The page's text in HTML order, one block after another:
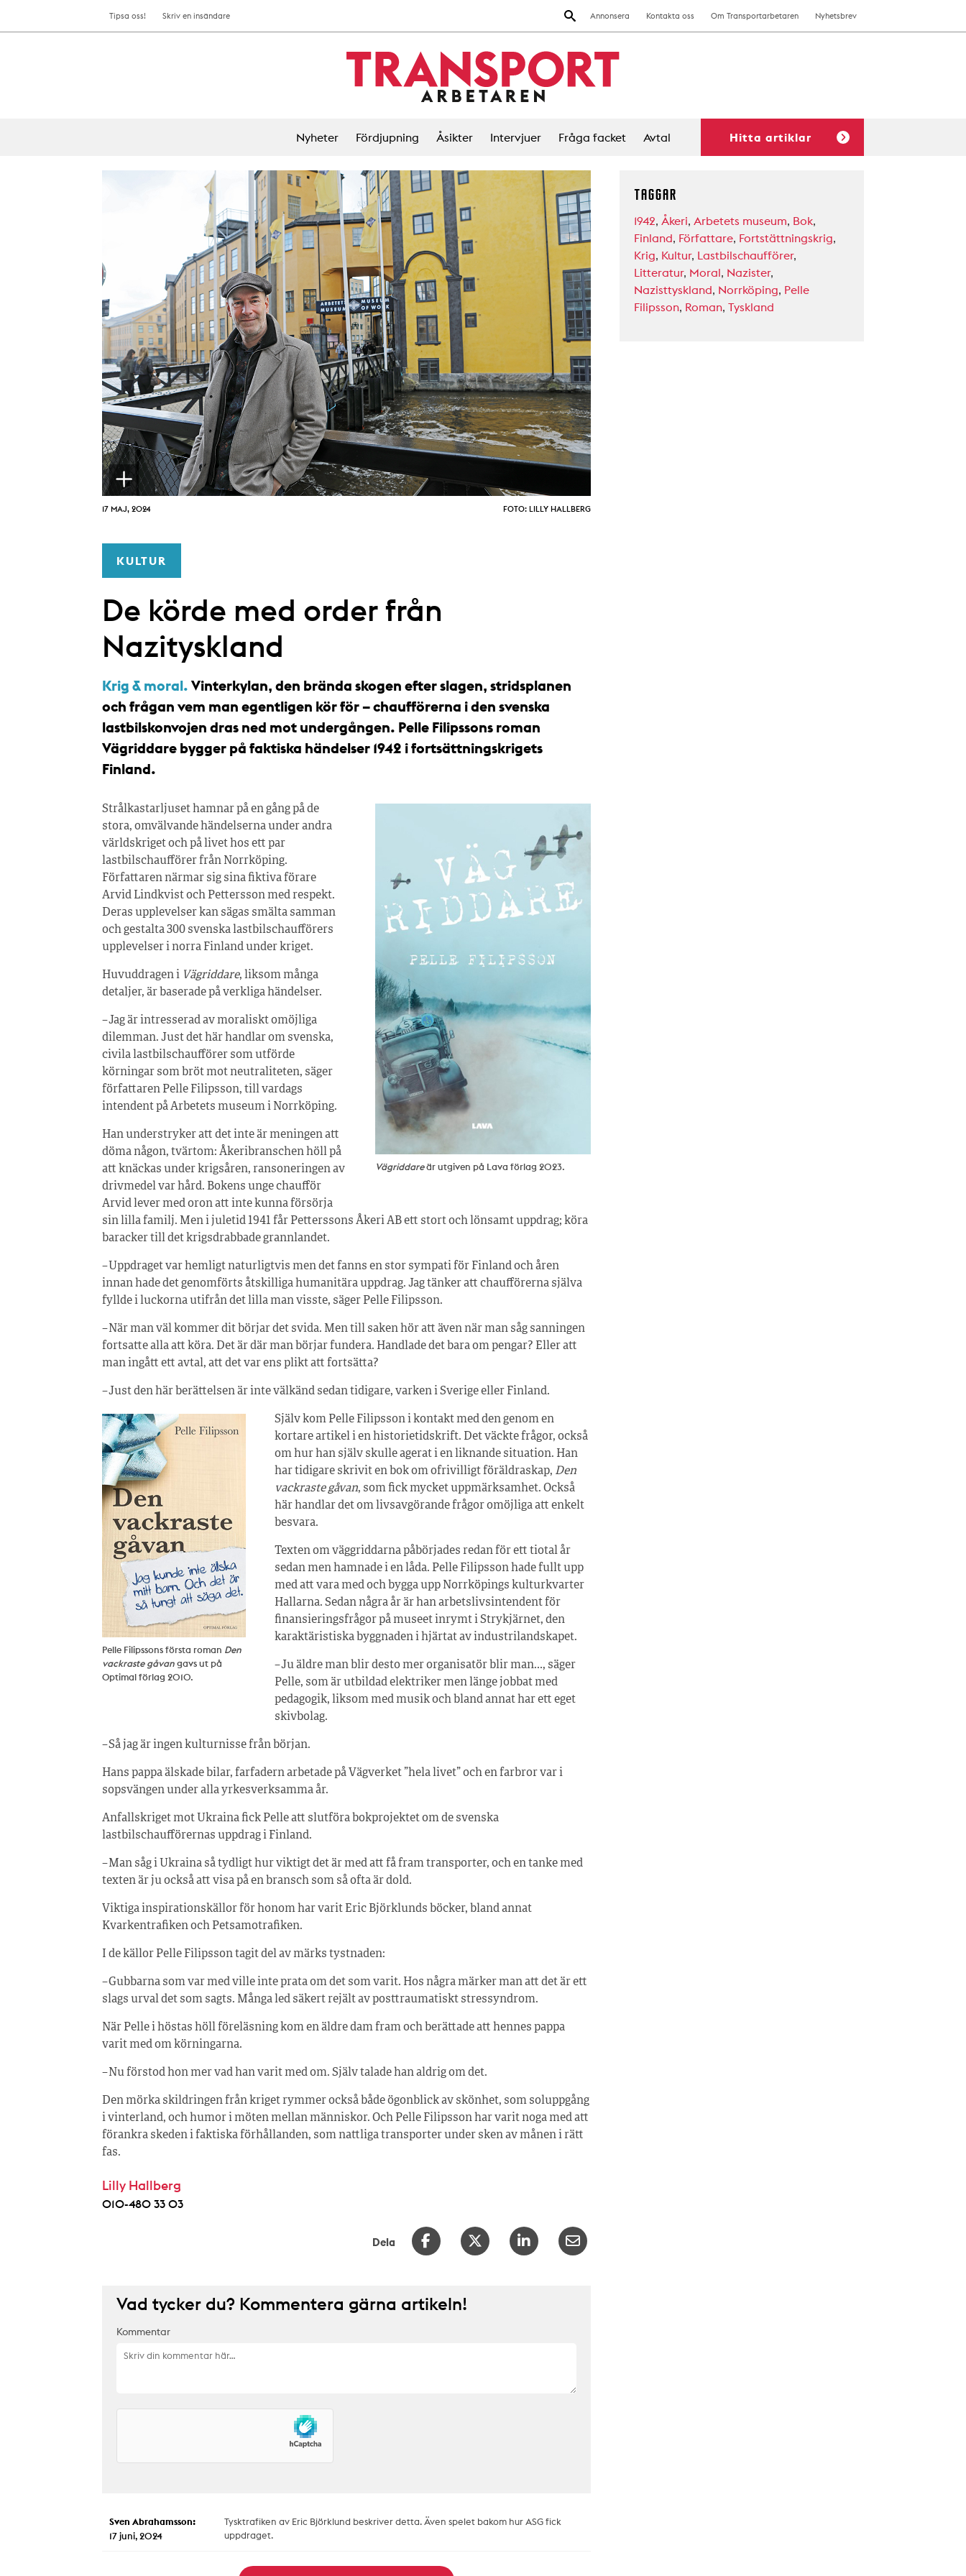
Annonsera Kontakta oss Om Transportarbetaren Nyhetsbrev
Tipsa oss! Skriv en insändare
Nyheter Fördjupning Åsikter Intervjuer Fråga facket Avtal Hitta artiklar
17 MAJ, 2024 FOTO: LILLY HALLBERG
KULTUR
De körde med order från
Nazityskland
Krig & moral. Vinterkylan, den brända skogen efter slagen, stridsplanen
och frågan vem man egentligen kör för – chaufförerna i den svenska
lastbilskonvojen dras ned mot undergången. Pelle Filipssons roman
Vägriddare bygger på faktiska händelser 1942 i fortsättningskrigets
Finland.
Vägriddareär utgiven på Lava förlag 2023.
Strålkastarljuset hamnar på en gång på de
stora, omvälvande händelserna under andra
världskriget och på livet hos ett par
lastbilschaufförer från Norrköping.
Författaren närmar sig sina fiktiva förare
Arvid Lindkvist och Pettersson med respekt.
Deras upplevelser kan sägas smälta samman
och gestalta 300 svenska lastbilschaufförers
upplevelser i norra Finland under kriget.
Huvuddragen i Vägriddare, liksom många
detaljer, är baserade på verkliga händelser.
– Jag är intresserad av moraliskt omöjliga
dilemman. Just det här handlar om svenska,
civila lastbilschaufförer som utförde
körningar som bröt mot neutraliteten, säger
författaren Pelle Filipsson, till vardags
intendent på Arbetets museum i Norrköping.
Han understryker att det inte är meningen att
döma någon, tvärtom: Åkeribranschen höll på
att knäckas under krigsåren, ransoneringen av
drivmedel var hård. Bokens unge chaufför
Arvid lever med oron att inte kunna försörja
sin lilla familj. Men i juletid 1941 får Petterssons Åkeri AB ett stort och lönsamt uppdrag; köra
baracker till det krigsdrabbade grannlandet.
– Uppdraget var hemligt naturligtvis men det fanns en stor sympati för Finland och åren
innan hade det genomförts åtskilliga humanitära uppdrag. Jag tänker att chaufförerna själva
fyllde i luckorna utifrån det lilla man visste, säger Pelle Filipsson.
– När man väl kommer dit börjar det svida. Men till saken hör att även när man såg sanningen
fortsatte alla att köra. Det är där man börjar fundera. Handlade det bara om pengar? Eller att
man ingått ett avtal, att det var ens plikt att fortsätta?
– Just den här berättelsen är inte välkänd sedan tidigare, varken i Sverige eller Finland.
Pelle Filipssons första roman Den
vackraste gåvangavs ut på
Optimal förlag 2010.
Själv kom Pelle Filipsson i kontakt med den genom en
kortare artikel i en historietidskrift. Det väckte frågor, också
om hur han själv skulle agerat i en liknande situation. Han
har tidigare skrivit en bok om ofrivilligt föräldraskap, Den
vackraste gåvan, som fick mycket uppmärksamhet. Också
här handlar det om livsavgörande frågor omöjliga att enkelt
besvara.
Texten om väggriddarna påbörjades redan för ett tiotal år
sedan men hamnade i en låda. Pelle Filipsson hade fullt upp
med att vara med och bygga upp Norrköpings kulturkvarter
Hallarna. Sedan några år är han arbetslivsintendent för
finansieringsfrågor på museet inrymt i Strykjärnet, den
karaktäristiska byggnaden i hjärtat av industrilandskapet.
– Ju äldre man blir desto mer organisatör blir man…, säger
Pelle, som är utbildad elektriker men länge jobbat med
pedagogik, liksom med musik och bland annat har ett eget
skivbolag.
– Så jag är ingen kulturnisse från början.
Hans pappa älskade bilar, farfadern arbetade på Vägverket ”hela livet” och en farbror var i
sopsvängen under alla yrkesverksamma år.
Anfallskriget mot Ukraina fick Pelle att slutföra bokprojektet om de svenska
lastbilschaufförernas uppdrag i Finland.
– Man såg i Ukraina så tydligt hur viktigt det är med att få fram transporter, och en tanke med
texten är ju också att visa på en bransch som så ofta är dold.
Viktiga inspirationskällor för honom har varit Eric Björklunds böcker, bland annat
Kvarkentrafiken och Petsamotrafiken.
I de källor Pelle Filipsson tagit del av märks tystnaden:
– Gubbarna som var med ville inte prata om det som varit. Hos några märker man att det är ett
slags urval det som sagts. Många led säkert rejält av posttraumatiskt stressyndrom.
När Pelle i höstas höll föreläsning kom en äldre dam fram och berättade att hennes pappa
varit med om körningarna.
– Nu förstod hon mer vad han varit med om. Själv talade han aldrig om det.
Den mörka skildringen från kriget rymmer också både ögonblick av skönhet, som soluppgång
i vinterland, och humor i möten mellan människor. Och Pelle Filipsson har varit noga med att
förankra skeden i faktiska förhållanden, som nattliga transporter under sken av månen i rätt
fas.
Lilly Hallberg
010-480 33 03
Dela
Vad tycker du? Kommentera gärna artikeln!
Kommentar
Sven Abrahamsson:
17 juni, 2024
Tysktrafiken av Eric Björklund beskriver detta. Även spelet bakom hur ASG fick
uppdraget.
TAGGAR
1942, Åkeri, Arbetets museum, Bok,
Finland, Författare, Fortstättningskrig,
Krig, Kultur, Lastbilschaufförer,
Litteratur, Moral, Nazister,
Nazisttyskland, Norrköping, Pelle
Filipsson, Roman, Tyskland